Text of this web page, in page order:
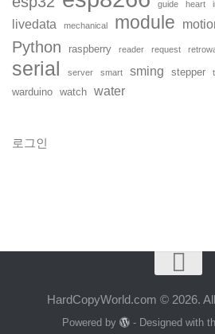
guide heart
livedata mechanical module
Python raspberry reader request
serial server smart sming stepper
warduino watch water
로그인
HardCopyWorld.com © 2026.
Powered by - Designed with